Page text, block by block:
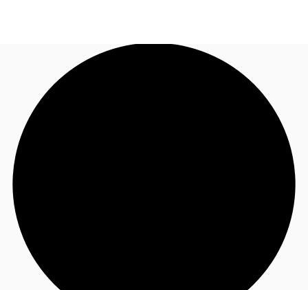
オフィス・事務所
倉庫・物流センター
お電話